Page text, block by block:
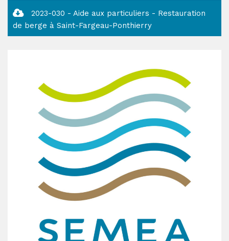
2023-030 - Aide aux particuliers - Restauration
de berge à Saint-Fargeau-Ponthierry
Partager la page sur :